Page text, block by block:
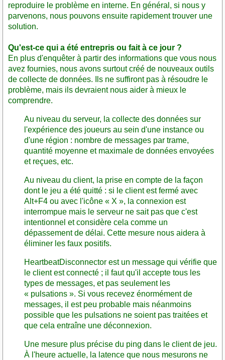
reproduire le problème en interne. En général, si nous y
parvenons, nous pouvons ensuite rapidement trouver une
solution.
Qu'est-ce qui a été entrepris ou fait à ce jour ?
En plus d'enquêter à partir des informations que vous nous
avez fournies, nous avons surtout créé de nouveaux outils
de collecte de données. Ils ne suffiront pas à résoudre le
problème, mais ils devraient nous aider à mieux le
comprendre.
Au niveau du serveur, la collecte des données sur
l'expérience des joueurs au sein d'une instance ou
d'une région : nombre de messages par trame,
quantité moyenne et maximale de données envoyées
et reçues, etc.
Au niveau du client, la prise en compte de la façon
dont le jeu a été quitté : si le client est fermé avec
Alt+F4 ou avec l'icône « X », la connexion est
interrompue mais le serveur ne sait pas que c'est
intentionnel et considère cela comme un
dépassement de délai. Cette mesure nous aidera à
éliminer les faux positifs.
HeartbeatDisconnector est un message qui vérifie que
le client est connecté ; il faut qu'il accepte tous les
types de messages, et pas seulement les
« pulsations ». Si vous recevez énormément de
messages, il est peu probable mais néanmoins
possible que les pulsations ne soient pas traitées et
que cela entraîne une déconnexion.
Une mesure plus précise du ping dans le client de jeu.
À l'heure actuelle, la latence que nous mesurons ne